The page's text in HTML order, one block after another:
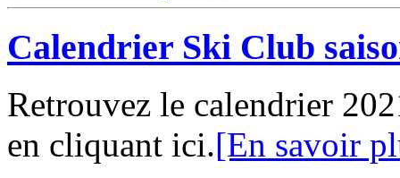
Calendrier Ski Club
Retrouvez le calendrier
en cliquant ici.[En savoir